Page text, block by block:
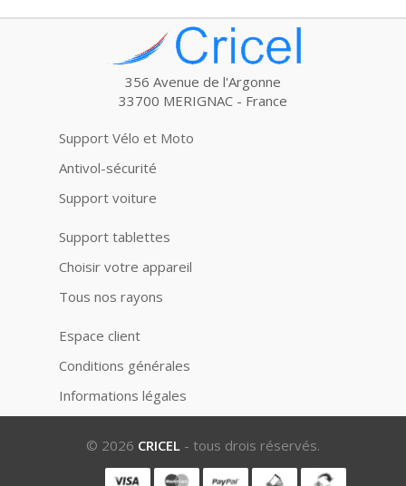
356 Avenue de l'Argonne
33700 MERIGNAC - France
Support Vélo et Moto
Antivol-sécurité
Support voiture
Support tablettes
Choisir votre appareil
Tous nos rayons
Espace client
Conditions générales
Informations légales
© 2026 CRICEL - tous drois réservés.